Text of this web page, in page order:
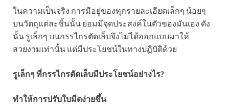
ในความเป็นจริง การมีอยู่ของทุกรายละเอียดเล็กๆ น้อยๆ
บนวัตถุแต่ละชิ้นนั้น ย่อมมีจุดประสงค์ในตัวของมันเอง ดัง
นั้น รูเล็กๆ บนกรรไกรตัดเล็บจึงไม่ได้ออกแบบมาให้
สวยงามเท่านั้น แต่มีประโยชน์ในทางปฏิบัติด้วย
รูเล็กๆ ที่กรรไกรตัดเล็บมีประโยชน์อย่างไร?
ทำให้การปรับใบมีดง่ายขึ้น